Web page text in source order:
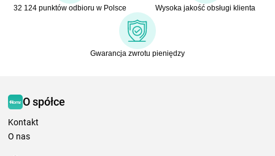
32 124 punktów odbioru w Polsce Wysoka jakość obsługi klienta
Gwarancja zwrotu pieniędzy
O spółce
Kontakt
O nas